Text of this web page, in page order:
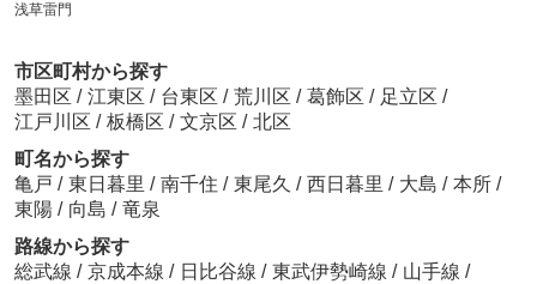
浅草雷門
市区町村から探す
墨田区 / 江東区 / 台東区 / 荒川区 / 葛飾区 / 足立区 /
江戸川区 / 板橋区 / 文京区 / 北区
町名から探す
亀戸 / 東日暮里 / 南千住 / 東尾久 / 西日暮里 / 大島 / 本所 /
東陽 / 向島 / 竜泉
路線から探す
総武線 / 京成本線 / 日比谷線 / 東武伊勢崎線 / 山手線 /